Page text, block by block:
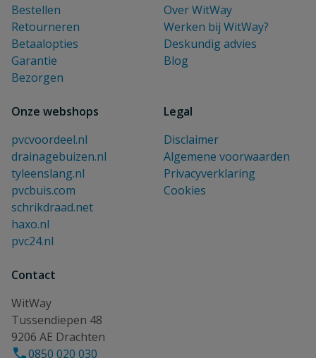
Bestellen
Retourneren
Betaalopties
Garantie
Bezorgen
Over WitWay
Werken bij WitWay?
Deskundig advies
Blog
Onze webshops
pvcvoordeel.nl
drainagebuizen.nl
tyleenslang.nl
pvcbuis.com
schrikdraad.net
haxo.nl
pvc24.nl
Legal
Disclaimer
Algemene voorwaarden
Privacyverklaring
Cookies
Contact
WitWay
Tussendiepen 48
9206 AE Drachten
0850 020 030